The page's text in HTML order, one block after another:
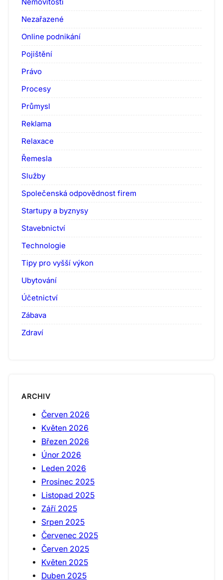
Nezařazené
Online podnikání
Pojištění
Právo
Procesy
Průmysl
Reklama
Relaxace
Řemesla
Služby
Společenská odpovědnost firem
Startupy a byznysy
Stavebnictví
Technologie
Tipy pro vyšší výkon
Ubytování
Účetnictví
Zábava
Zdraví
ARCHIV
Červen 2026
Květen 2026
Březen 2026
Únor 2026
Leden 2026
Prosinec 2025
Listopad 2025
Září 2025
Srpen 2025
Červenec 2025
Červen 2025
Květen 2025
Duben 2025